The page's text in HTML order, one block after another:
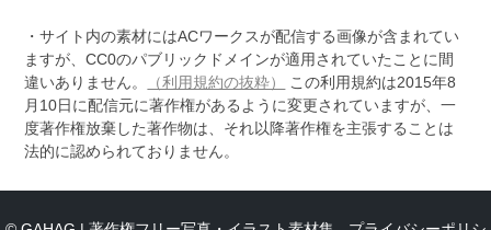
・サイト内の素材にはACワークスが配信する画像が含まれてい
ますが、CC0のパブリックドメインが適用されていたことに間
違いありません。
（利用規約の抜粋）
この利用規約は2015年8
月10日に配信元に著作権があるように変更されていますが、一
度著作権放棄した著作物は、それ以降著作権を主張することは
法的に認められておりません。